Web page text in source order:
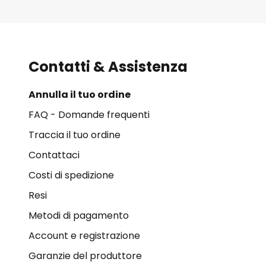
Contatti & Assistenza
Annulla il tuo ordine
FAQ - Domande frequenti
Traccia il tuo ordine
Contattaci
Costi di spedizione
Resi
Metodi di pagamento
Account e registrazione
Garanzie del produttore